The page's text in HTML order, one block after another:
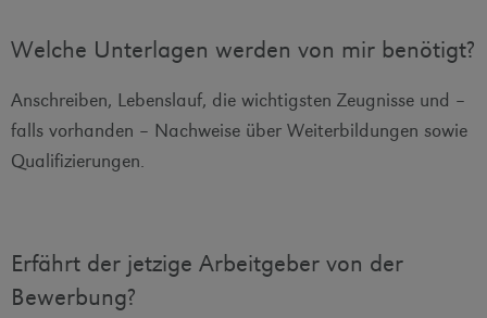
Welche Unterlagen werden von mir benötigt?
Anschreiben, Lebenslauf, die wichtigsten Zeugnisse und –
falls vorhanden – Nachweise über Weiterbildungen sowie
Qualifizierungen.
Erfährt der jetzige Arbeitgeber von der
Bewerbung?